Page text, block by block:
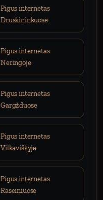
Pigus internetas
Druskininkuose
Pigus internetas
Neringoje
Pigus internetas
Gargžduose
Pigus internetas
Vilkaviškyje
Pigus internetas
Raseiniuose